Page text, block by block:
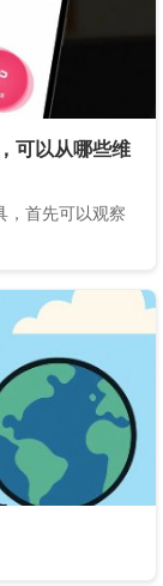
可以从哪些维
，首先可以观察